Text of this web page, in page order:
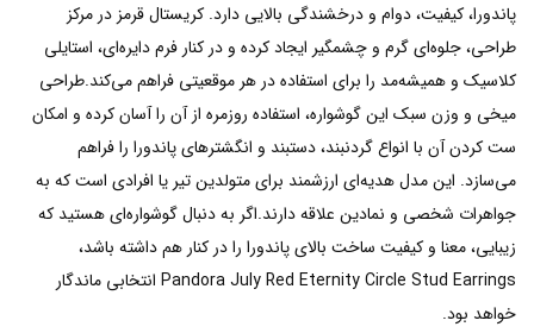
پاندورا، کیفیت، دوام و درخشندگی بالایی دارد. کریستال قرمز در مرکز
طراحی، جلوه‌ای گرم و چشمگیر ایجاد کرده و در کنار فرم دایره‌ای، استایلی
کلاسیک و همیشه‌مد را برای استفاده در هر موقعیتی فراهم می‌کند.طراحی
میخی و وزن سبک این گوشواره، استفاده روزمره از آن را آسان کرده و امکان
ست کردن آن با انواع گردنبند، دستبند و انگشترهای پاندورا را فراهم
می‌سازد. این مدل هدیه‌ای ارزشمند برای متولدین تیر یا افرادی است که به
جواهرات شخصی و نمادین علاقه دارند.اگر به دنبال گوشواره‌ای هستید که
زیبایی، معنا و کیفیت ساخت بالای پاندورا را در کنار هم داشته باشد،
Pandora July Red Eternity Circle Stud Earrings انتخابی ماندگار
خواهد بود.